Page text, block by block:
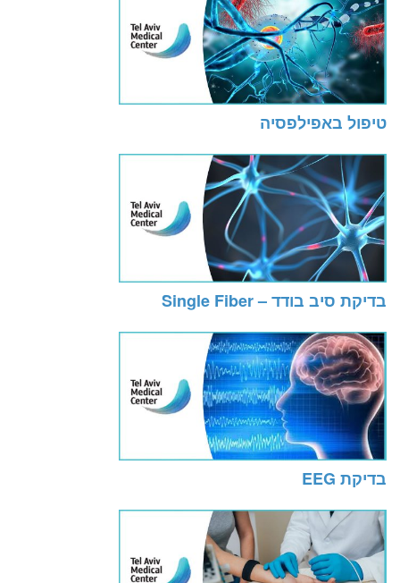
טיפול באפילפסיה
בדיקת סיב בודד – Single Fiber
בדיקת EEG